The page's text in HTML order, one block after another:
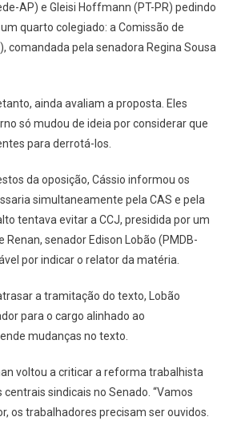
AP) e Gleisi Hoffmann (PT-PR) pedindo
quarto colegiado: a Comissão de
comandada pela senadora Regina Sousa
ainda avaliam a proposta. Eles
só mudou de ideia por considerar que
para derrotá-los.
da oposição, Cássio informou os
simultaneamente pela CAS e pela
tentava evitar a CCJ, presidida por um
Renan, senador Edison Lobão (PMDB-
por indicar o relator da matéria.
a tramitação do texto, Lobão
para o cargo alinhado ao
mudanças no texto.
voltou a criticar a reforma trabalhista
sindicais no Senado. “Vamos
os trabalhadores precisam ser ouvidos.